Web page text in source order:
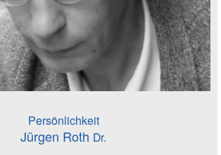
Persönlichkeit
Jürgen Roth Dr.